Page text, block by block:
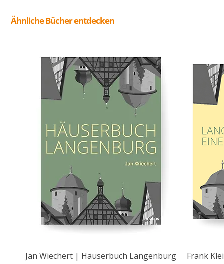
Ähnliche Bücher entdecken
Jan Wiechert | Häuserbuch Langenburg Frank